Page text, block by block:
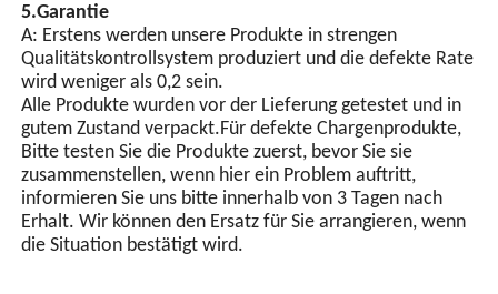
5.Garantie
A: Erstens werden unsere Produkte in strengen
Qualitätskontrollsystem produziert und die defekte Rate
wird weniger als 0,2 sein.
Alle Produkte wurden vor der Lieferung getestet und in
gutem Zustand verpackt.Für defekte Chargenprodukte,
Bitte testen Sie die Produkte zuerst, bevor Sie sie
zusammenstellen, wenn hier ein Problem auftritt,
informieren Sie uns bitte innerhalb von 3 Tagen nach
Erhalt. Wir können den Ersatz für Sie arrangieren, wenn
die Situation bestätigt wird.